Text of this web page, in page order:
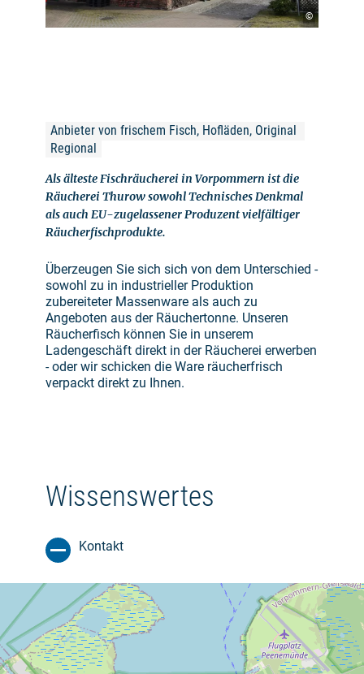
©
Anbieter von frischem Fisch, Hofläden, Original
Regional
Als älteste Fischräucherei in Vorpommern ist die
Räucherei Thurow sowohl Technisches Denkmal
als auch EU-zugelassener Produzent vielfältiger
Räucherfischprodukte.
Überzeugen Sie sich sich von dem Unterschied -
sowohl zu in industrieller Produktion
zubereiteter Massenware als auch zu
Angeboten aus der Räuchertonne. Unseren
Räucherfisch können Sie in unserem
Ladengeschäft direkt in der Räucherei erwerben
- oder wir schicken die Ware räucherfrisch
verpackt direkt zu Ihnen.
Wissenswertes
Kontakt